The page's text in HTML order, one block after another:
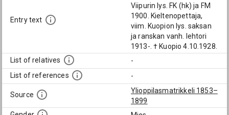
Entry text
Viipurin lys. FK (hk) ja FM
1900. Kieltenopettaja,
viim. Kuopion lys. saksan
ja ranskan vanh. lehtori
1913-. † Kuopio 4.10.1928.
List of relatives
-
List of references
-
Source
Ylioppilasmatrikkeli 1853–
1899